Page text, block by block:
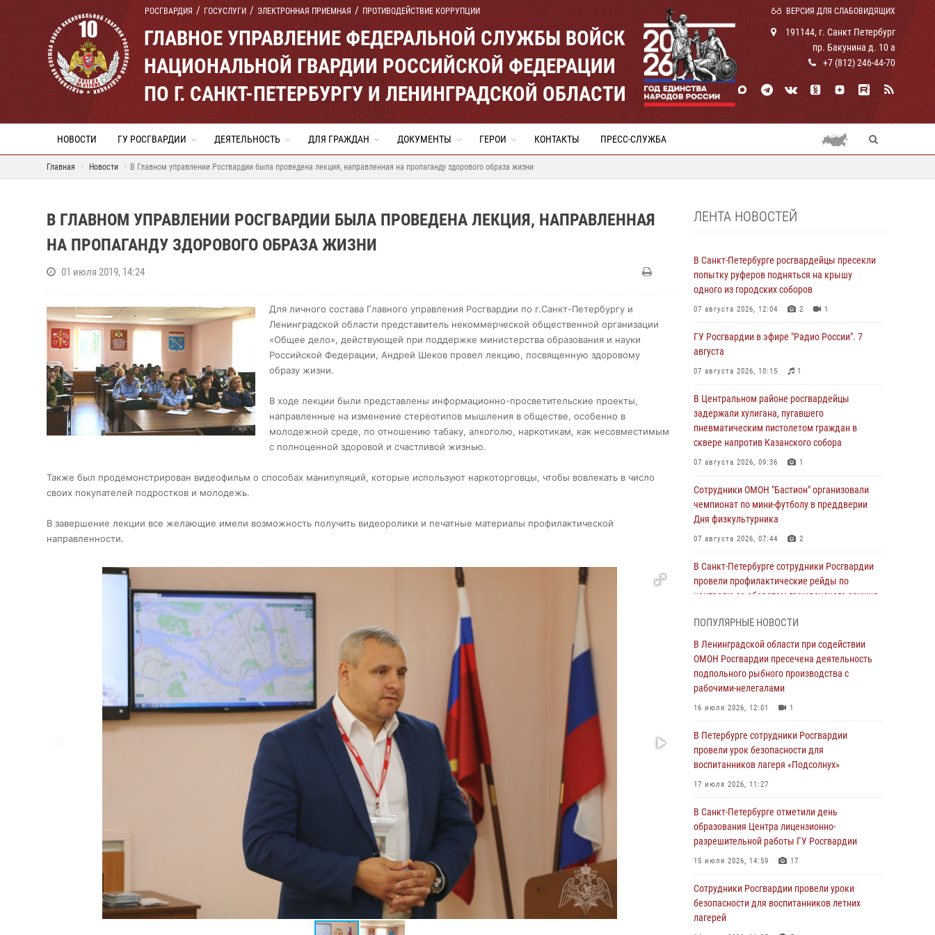
РОСГВАРДИЯ ГОСУСЛУГИ ЭЛЕКТРОННАЯ ПРИЕМНАЯ ПРОТИВОДЕЙСТВИЕ КОРРУПЦИИ ВЕРСИЯ ДЛЯ СЛАБОВИДЯЩИХ
ГЛАВНОЕ УПРАВЛЕНИЕ ФЕДЕРАЛЬНОЙ СЛУЖБЫ ВОЙСК
НАЦИОНАЛЬНОЙ ГВАРДИИ РОССИЙСКОЙ ФЕДЕРАЦИИ
ПО Г. САНКТ-ПЕТЕРБУРГУ И ЛЕНИНГРАДСКОЙ ОБЛАСТИ
191144, г. Санкт Петербург
пр. Бакунина д. 10 а
+7 (812) 246-44-70
НОВОСТИ ГУ РОСГВАРДИИ ДЕЯТЕЛЬНОСТЬ ДЛЯ ГРАЖДАН ДОКУМЕНТЫ ГЕРОИ КОНТАКТЫ ПРЕСС-СЛУЖБА
Главная Новости В Главном управлении Росгвардии была проведена лекция, направленная на пропаганду здорового образа жизни
В ГЛАВНОМ УПРАВЛЕНИИ РОСГВАРДИИ БЫЛА ПРОВЕДЕНА ЛЕКЦИЯ, НАПРАВЛЕННАЯ
НА ПРОПАГАНДУ ЗДОРОВОГО ОБРАЗА ЖИЗНИ
01 июля 2019, 14:24
Для личного состава Главного управления Росгвардии по г.Санкт-Петербургу и
Ленинградской области представитель некоммерческой общественной организации
«Общее дело», действующей при поддержке министерства образования и науки
Российской Федерации, Андрей Шеков провел лекцию, посвященную здоровому
образу жизни.
В ходе лекции были представлены информационно-просветительские проекты,
направленные на изменение стереотипов мышления в обществе, особенно в
молодежной среде, по отношению табаку, алкоголю, наркотикам, как несовместимым
с полноценной здоровой и счастливой жизнью.
Также был продемонстрирован видеофильм о способах манипуляций, которые используют наркоторговцы, чтобы вовлекать в число
своих покупателей подростков и молодежь.
В завершение лекции все желающие имели возможность получить видеоролики и печатные материалы профилактической
направленности.
ЛЕНТА НОВОСТЕЙ
В Санкт-Петербурге росгвардейцы пресекли
попытку руферов подняться на крышу
одного из городских соборов
07 августа 2026, 12:04 2 1
ГУ Росгвардии в эфире "Радио России". 7
августа
07 августа 2026, 10:15 1
В Центральном районе росгвардейцы
задержали хулигана, пугавшего
пневматическим пистолетом граждан в
сквере напротив Казанского собора
07 августа 2026, 09:36 1
Сотрудники ОМОН "Бастион" организовали
чемпионат по мини-футболу в преддверии
Дня физкультурника
07 августа 2026, 07:44 2
В Санкт-Петербурге сотрудники Росгвардии
провели профилактические рейды по
контролю за оборотом гражданского оружия
В Красносельском районе наряд Росгвардии
задержал правонарушителя, угрожавшего 17-
летнему подростку травматическим оружием
06 августа 2026, 13:39
оперативно задержали хулигана,
стрелявшего из пускового устройства рядом
с жилыми домами
06 августа 2026, 11:36
Сотрудники и военнослужащие Росгвардии
обеспечили правопорядок при проведении
матча "Зенит" - "Балтика"
06 августа 2026, 07:30 10
В Выборгском районе наряд Росгвардии
обнаружил разыскиваемый преступный
автотранспорт
ПОПУЛЯРНЫЕ НОВОСТИ
В Ленинградской области при содействии
ОМОН Росгвардии пресечена деятельность
подпольного рыбного производства с
рабочими-нелегалами
16 июля 2026, 12:01 1
В Петербурге сотрудники Росгвардии
провели урок безопасности для
воспитанников лагеря «Подсолнух»
17 июля 2026, 11:27
В Санкт-Петербурге отметили день
образования Центра лицензионно-
разрешительной работы ГУ Росгвардии
15 июля 2026, 14:59 17
Сотрудники Росгвардии провели уроки
безопасности для воспитанников летних
лагерей